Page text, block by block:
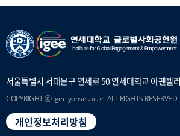
서울특별시 서대문구 연세로 50 연세대학교 아펜젤
COPYRIGHT ⓒ igee.yonsei.ac.kr. ALL RIGHTS RESERVED
개인정보처리방침